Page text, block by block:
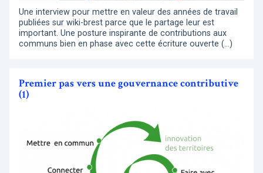
Une interview pour mettre en valeur des années de travail
publiées sur wiki-brest parce que le partage leur est
important. Une posture inspirante de contributions aux
communs bien en phase avec cette écriture ouverte (…)
Premier pas vers une gouvernance contributive
(1)